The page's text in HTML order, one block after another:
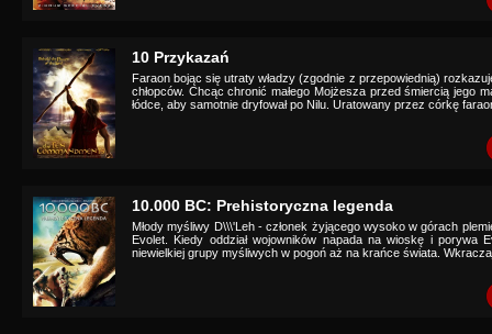
10 Przykazań
Faraon bojąc się utraty władzy (zgodnie z przepowiednią)
chłopców. Chcąc chronić małego Mojżesza przed śmiercią jego
łódce, aby samotnie dryfował po Nilu. Uratowany przez córkę
10.000 BC: Prehistoryczna legenda
Młody myśliwy D\\\'Leh - członek żyjącego wysoko w górach
Evolet. Kiedy oddział wojowników napada na wioskę i porywa
niewielkiej grupy myśliwych w pogoń aż na krańce świata.